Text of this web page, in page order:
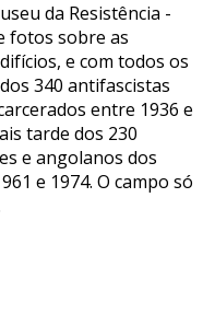
da Resistência -
fotos sobre as
e com todos os
340 antifascistas
entre 1936 e
tarde dos 230
e angolanos dos
e 1974. O campo só